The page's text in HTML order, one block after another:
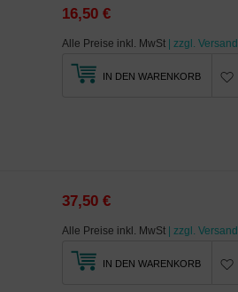
16,50 €
Alle Preise inkl. MwSt | zzgl. Versand
IN DEN WARENKORB
37,50 €
Alle Preise inkl. MwSt | zzgl. Versand
IN DEN WARENKORB